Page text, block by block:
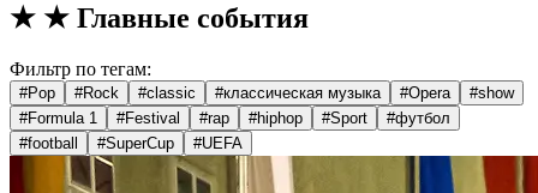
★ ★ Главные события
Фильтр по тегам:
#Pop #Rock #classic #классическая музыка #Opera #show
#Formula 1 #Festival #rap #hiphop #Sport #футбол
#football #SuperCup #UEFA